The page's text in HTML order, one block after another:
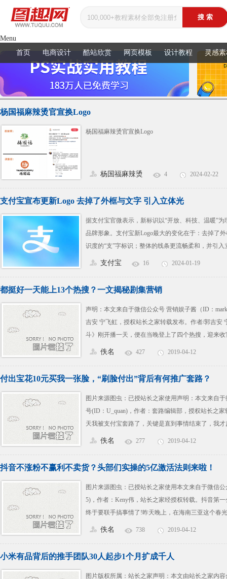
Menu
首页
电商设计 酷站欣赏 网页模板 设计教程 灵感
杨国福麻辣烫官宣换Logo
杨国福麻辣烫官宣换Logo
杨国福麻辣烫 4 2024-02-22
支付宝宣布更新Logo 去掉了外框与文字 引入立体光
据支付宝官微表示，新标识以“开放、科技、温暖”
品牌形象。支付宝新Logo最大的变化在于：去掉了
识度的“支”字标识；整体的线条更流畅柔和，并引
感。
支付宝 16 2024-01-19
都挺好一天能上13个热搜？一文揭秘剧集营销
声明：本文来自于微信公众号 营销娱子酱（ID：
吉安 宁飞虹，授权站长之家转载发布。作者/郭吉安
斗》刚开播一天，便在当晚登上了四个热搜，迎来
今天便收获了超过 7 个热搜继续位列播出剧的话题
相关热
佚名 427 2019-04-12
付出宝花10元买我一张脸，“刷脸付出”背后有何推广套路？
图片来源图虫：已授站长之家使用声明：本文来自
号(ID：U_quan)，作者：套路编辑部，授权站长之
天我被支付宝套路了，关键是直到事情结束了，我
去平时经常去的那家店买周黑鸭，服务员告诉我任
我点一下我面前那台机器的屏幕，我以为是新式扫码
佚名 277 2019-04-12
抖音不涨粉不赢利不卖货？头部们实操的5亿激活法则来啦！
图片来源图虫：已授站长之家使用本文来自于微信
5)，作者：Keny伟，站长之家经授权转载。抖音第
终于要联手搞事情了!昨天晚上，在海南三亚这个春
19”年度盛典上，抖音第一大公会“无忧传媒”宣布和
是“王炸”!你可能没听过
佚名 738 2019-04-12
小米有品背后的推手团队30人起步1个月扩成千人
图片版权所属：站长之家声明：本文由站长之家内